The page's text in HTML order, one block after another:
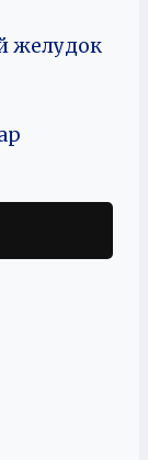
желудок